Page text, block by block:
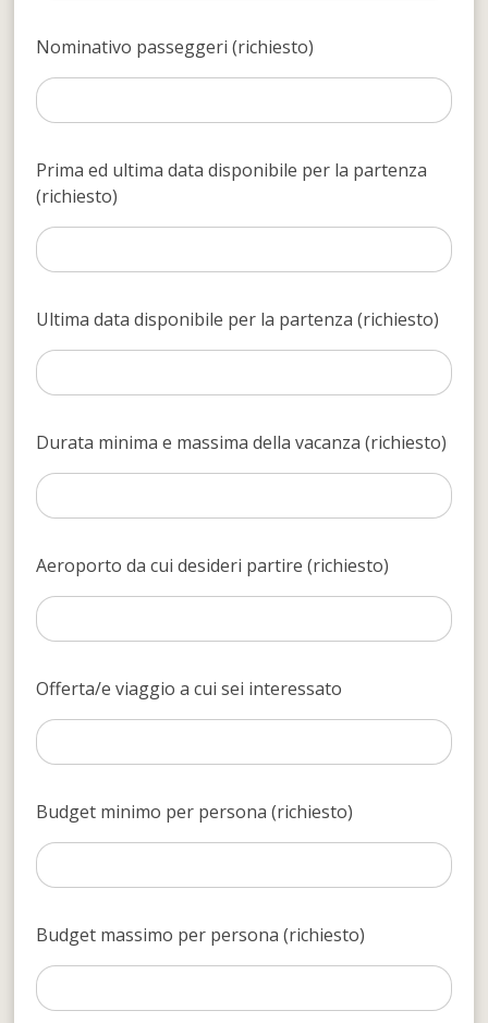
Nominativo passeggeri (richiesto)
Prima ed ultima data disponibile per la partenza
(richiesto)
Ultima data disponibile per la partenza (richiesto)
Durata minima e massima della vacanza (richiesto)
Aeroporto da cui desideri partire (richiesto)
Offerta/e viaggio a cui sei interessato
Budget minimo per persona (richiesto)
Budget massimo per persona (richiesto)